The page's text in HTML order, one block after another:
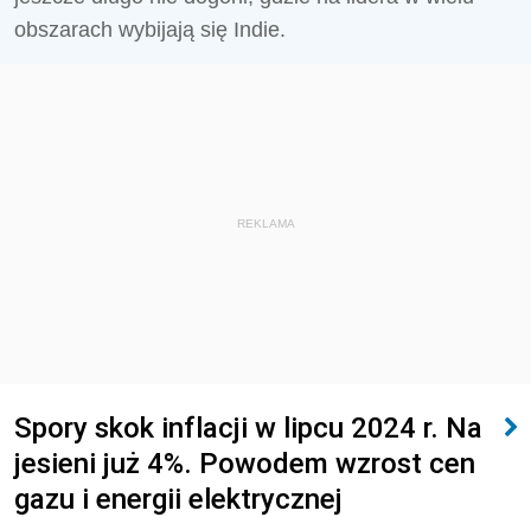
obszarach wybijają się Indie.
REKLAMA
Spory skok inflacji w lipcu 2024 r. Na
jesieni już 4%. Powodem wzrost cen
gazu i energii elektrycznej